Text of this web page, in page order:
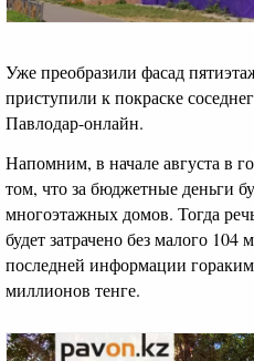
Уже преобразили фасад
приступили к покраске
Павлодар-онлайн.
Напомним, в начале августа в
том, что за бюджетные деньги
многоэтажных домов. Тогда
будет затрачено без малого
последней информации
миллионов тенге.